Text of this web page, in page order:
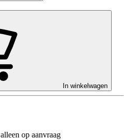
In winkelwagen
op aanvraag